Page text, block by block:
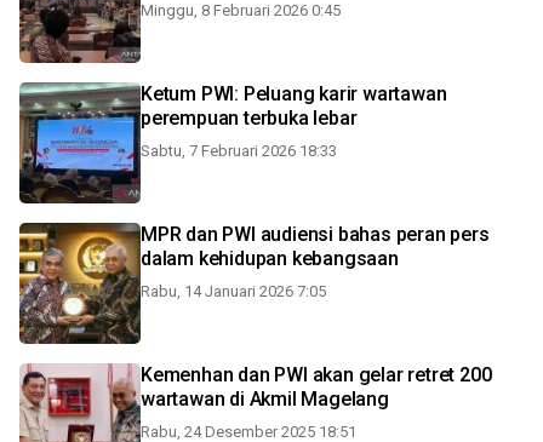
Minggu, 8 Februari 2026 0:45
Ketum PWI: Peluang karir wartawan
perempuan terbuka lebar
Sabtu, 7 Februari 2026 18:33
MPR dan PWI audiensi bahas peran pers
dalam kehidupan kebangsaan
Rabu, 14 Januari 2026 7:05
Kemenhan dan PWI akan gelar retret 200
wartawan di Akmil Magelang
Rabu, 24 Desember 2025 18:51